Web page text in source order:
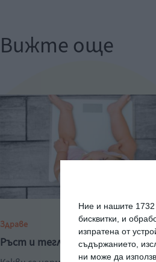
Ние и нашите 1732
бисквитки, и
изпратена от
съдържанието,
ни може да
Вижте още
Здраве
Ръст и тегло на бебето до 1